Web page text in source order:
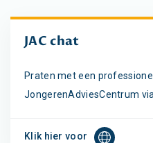
JAC chat
Praten met een
JongerenAdviesCentrum
Klik hier voor